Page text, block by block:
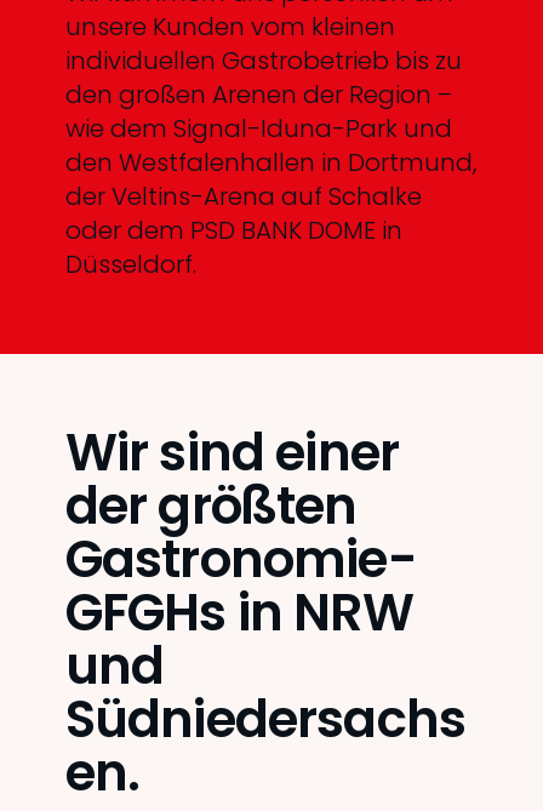
unsere Kunden vom kleinen
individuellen Gastrobetrieb bis zu
den großen Arenen der Region –
wie dem Signal-Iduna-Park und
den Westfalenhallen in Dortmund,
der Veltins-Arena auf Schalke
oder dem PSD BANK DOME in
Düsseldorf.
Wir sind einer
der größten
Gastronomie-
GFGHs in NRW
und
Südniedersachs
en.